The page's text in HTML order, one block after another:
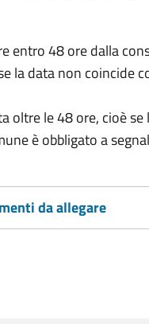
entro 48 oredalla
la data non coincide
oltre le 48 ore, cioè
è obbligato a
da allegare